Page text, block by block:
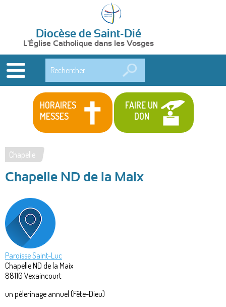
Diocèse de Saint-Dié
L'Église Catholique dans les Vosges
HORAIRES
MESSES
FAIRE UN
DON
Vous
êtes
ici
Chapelle
Chapelle ND de la Maix
Paroisse Saint-Luc
Chapelle ND de la Maix
88110 Vexaincourt
un pèlerinage annuel (Fête-Dieu)